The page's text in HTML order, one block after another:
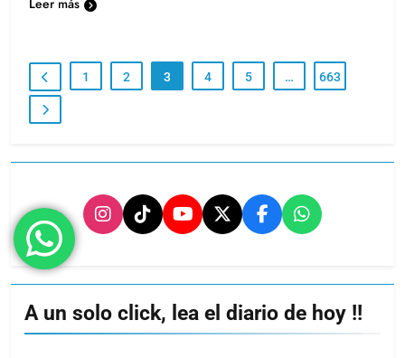
1 2 3 4 5 … 663
A un solo click, lea el diario de hoy !!